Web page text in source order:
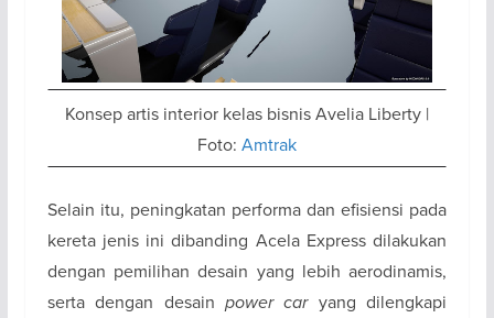
Konsep artis interior kelas bisnis Avelia Liberty |
Foto: Amtrak
Selain itu, peningkatan performa dan efisiensi pada
kereta jenis ini dibanding Acela Express dilakukan
dengan pemilihan desain yang lebih aerodinamis,
serta dengan desain power caryang dilengkapi